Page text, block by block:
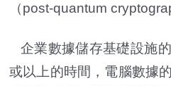
（post-quantum
企業數據儲存基礎設施
或以上的時間，電腦數據